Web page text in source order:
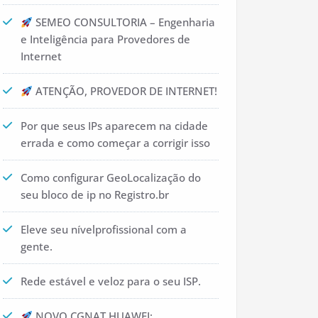
SEMEO CONSULTORIA – Engenharia
e Inteligência para Provedores de
Internet
ATENÇÃO, PROVEDOR DE INTERNET!
Por que seus IPs aparecem na cidade
errada e como começar a corrigir isso
Como configurar GeoLocalização do
seu bloco de ip no Registro.br
Eleve seu nívelprofissional com a
gente.
Rede estável e veloz para o seu ISP.